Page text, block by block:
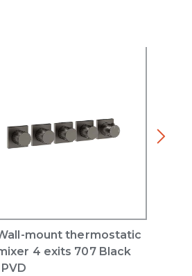
mount thermostatic
4 exits 707 Black